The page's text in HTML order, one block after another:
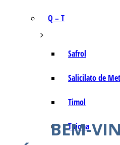
Q – T
Safrol
Salicilato de
Timol
Tujona
BEM-